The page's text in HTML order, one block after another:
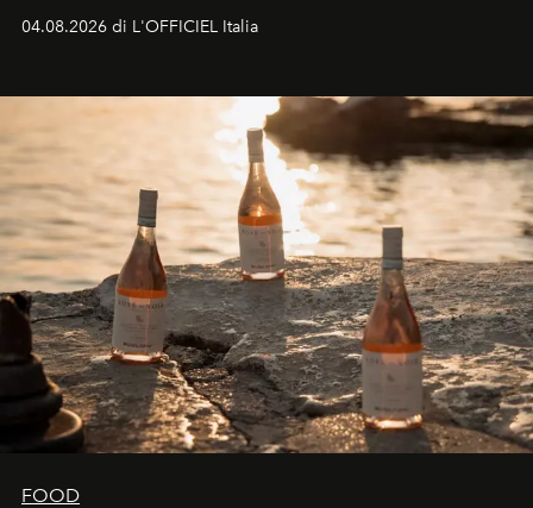
04.08.2026 di L'OFFICIEL Italia
FOOD